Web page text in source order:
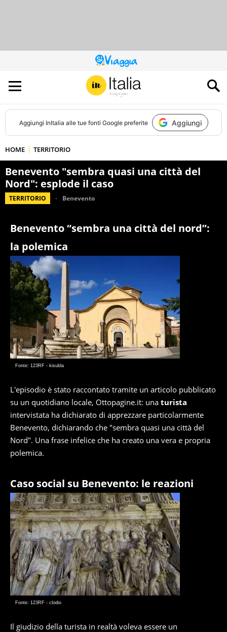
QUESTO
SITO
CONTRIBUISCE
ALL’AUDIENCE
DI
Aggiungi InItalia alle tue fonti Google preferite Aggiungi
HOME TERRITORIO
Benevento "sembra quasi una città del
Nord": esplode il caso
TERRITORIO Benevento
Benevento “sembra una città del nord”:
la polemica
Fonte: 123RF - kisubla
L'episodio è stato raccontato tramite un articolo pubblicato
su un quotidiano locale, Ottopagine.it: una turista
intervistata ha dichiarato di apprezzare particolarmente
Benevento, dichiarando che "sembra quasi una città del
Nord". Una frase infelice che ha creato una vera e propria
polemica.
Caso social su Benevento: le reazioni
Fonte: 123RF - clodio
Il giudizio della turista in realtà voleva essere un